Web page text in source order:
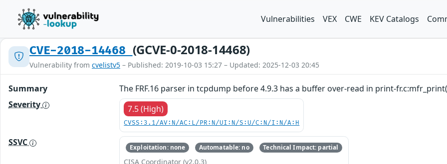
Vulnerabilities VEX CWE KEV Catalogs
CVE-2018-14468 (GCVE-0-2018-14468)
Vulnerability from cvelistv5 – Published: 2019-10-03 15:27 – Updated: 2025-12-03 20:45
Summary
The FRF.16 parser in tcpdump before 4.9.3 has a buffer over-read in print-
Severity
7.5 (High)
CVSS:3.1/AV:N/AC:L/PR:N/UI:N/S:U/C:N/I:N/A:H
SSVC Exploitation: none Automatable: no Technical Impact: partial
CISA Coordinator (v2.0.3)